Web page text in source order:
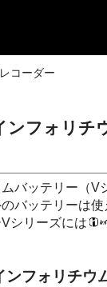
コーダー
ンフォリチ
バッテリー（V
バッテリーは
シリーズには
フォリチウ